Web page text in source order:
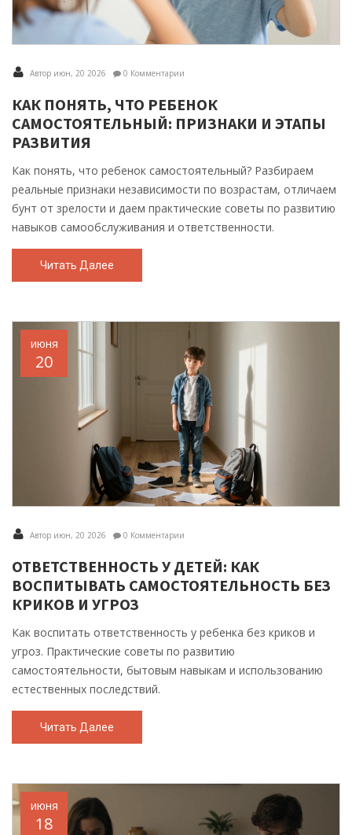
Автор июн, 20 2026 0 Комментарии
КАК ПОНЯТЬ, ЧТО РЕБЕНОК
САМОСТОЯТЕЛЬНЫЙ: ПРИЗНАКИ И ЭТАПЫ
РАЗВИТИЯ
Как понять, что ребенок самостоятельный? Разбираем
реальные признаки независимости по возрастам, отличаем
бунт от зрелости и даем практические советы по развитию
навыков самообслуживания и ответственности.
Читать Далее
июня
20
Автор июн, 20 2026 0 Комментарии
ОТВЕТСТВЕННОСТЬ У ДЕТЕЙ: КАК
ВОСПИТЫВАТЬ САМОСТОЯТЕЛЬНОСТЬ БЕЗ
КРИКОВ И УГРОЗ
Как воспитать ответственность у ребенка без криков и
угроз. Практические советы по развитию
самостоятельности, бытовым навыкам и использованию
естественных последствий.
Читать Далее
июня
18